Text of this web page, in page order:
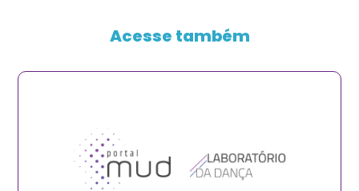
Acesse também